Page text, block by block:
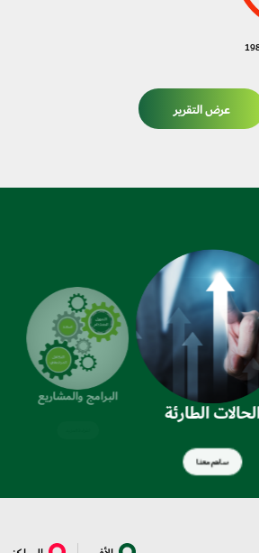
عرض التقرير
البرامج والمشاريع
الحالات الطارئة
ساهم معنا